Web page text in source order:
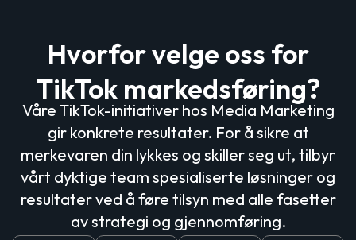
Hvorfor velge oss for
TikTok markedsføring?
Våre TikTok-initiativer hos Media Marketing
gir konkrete resultater. For å sikre at
merkevaren din lykkes og skiller seg ut, tilbyr
vårt dyktige team spesialiserte løsninger og
resultater ved å føre tilsyn med alle fasetter
av strategi og gjennomføring.